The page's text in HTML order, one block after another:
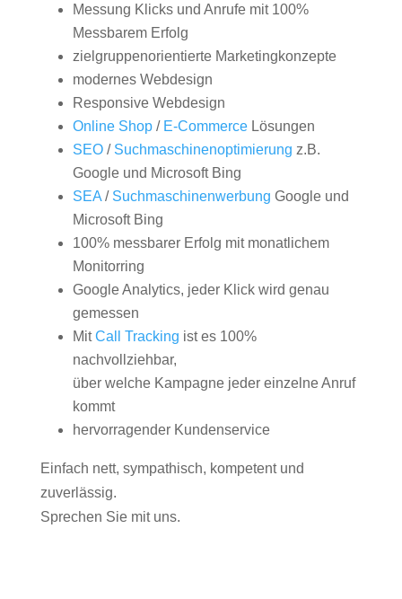
Messung Klicks und Anrufe mit 100%
Messbarem Erfolg
zielgruppenorientierte Marketingkonzepte
modernes Webdesign
Responsive Webdesign
Online Shop/ E-CommerceLösungen
SEO/ Suchmaschinenoptimierung z.B.
Google und Microsoft Bing
SEA/ Suchmaschinenwerbung Google und
Microsoft Bing
100% messbarer Erfolg mit monatlichem
Monitorring
Google Analytics, jeder Klick wird genau
gemessen
MitCall Tracking ist es 100%
nachvollziehbar,
über welche Kampagne jeder einzelne Anruf
kommt
hervorragender Kundenservice
Einfach nett, sympathisch, kompetent und
zuverlässig.
Sprechen Sie mit uns.